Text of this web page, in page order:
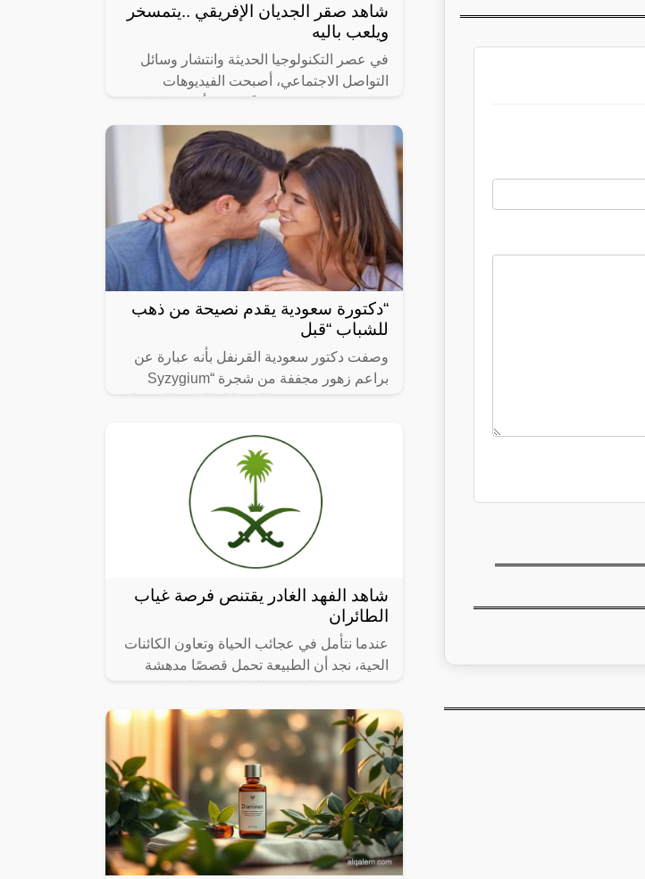
شاهد صقر الجديان الإفريقي ..يتمسخر
ويلعب باليه
في عصر التكنولوجيا الحديثة وانتشار وسائل
التواصل الاجتماعي، أصبحت الفيديوهات
اليومية، ومن بين الفيديوهات التي انتشرت
“دكتورة سعودية يقدم نصيحة من ذهب
للشباب “قبل
وصفت دكتور سعودية القرنفل بأنه عبارة عن
براعم زهور مجففة من شجرة “Syzygium
شاهد الفهد الغادر يقتنص فرصة غياب
الطائران
عندما نتأمل في عجائب الحياة وتعاون الكائنات
الحية، نجد أن الطبيعة تحمل قصصًا مدهشة
فيها العطاء والرعاية الأبوية، تشعرنا